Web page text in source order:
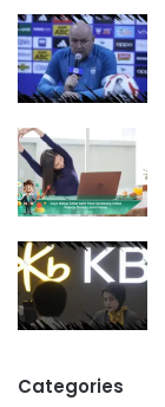
Categories